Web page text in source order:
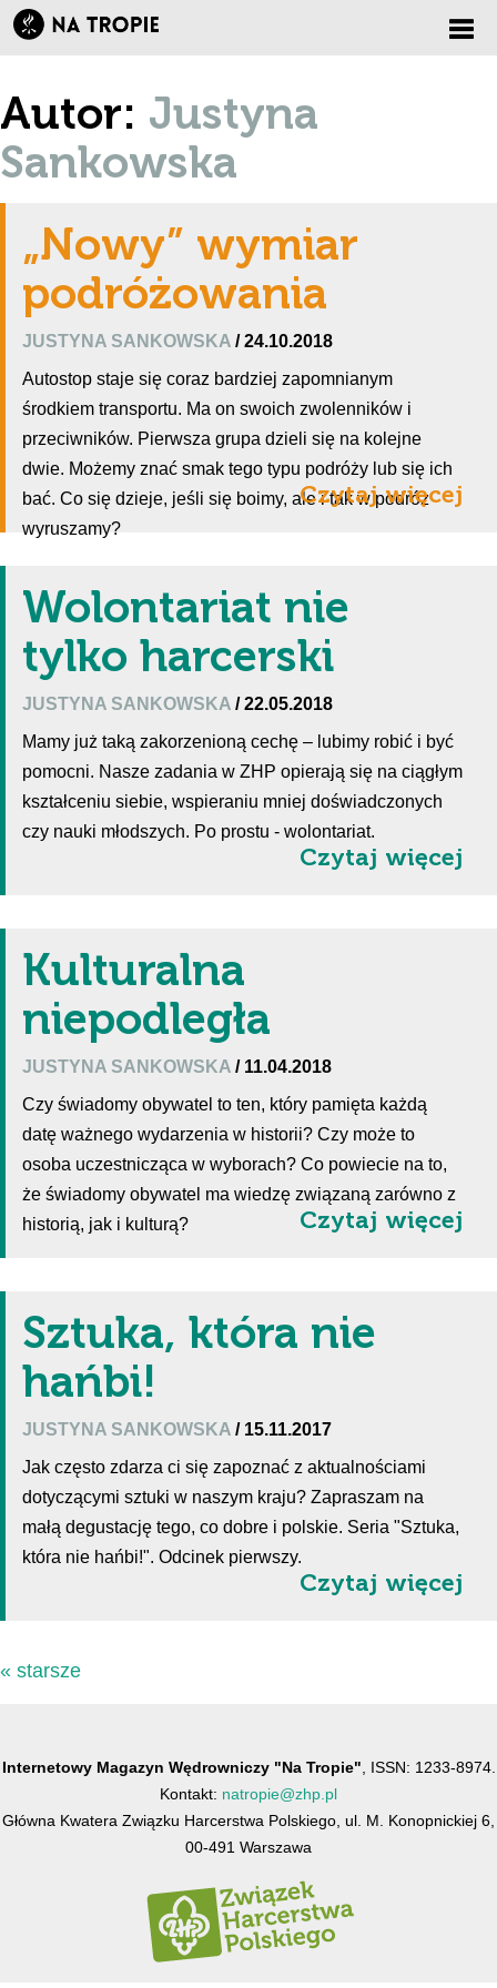
Autor: Justyna
Sankowska
„Nowy” wymiar
podróżowania
JUSTYNA SANKOWSKA / 24.10.2018
Autostop staje się coraz bardziej zapomnianym
środkiem transportu. Ma on swoich zwolenników i
przeciwników. Pierwsza grupa dzieli się na kolejne
dwie. Możemy znać smak tego typu podróży lub się ich
bać. Co się dzieje, jeśli się boimy, ale i tak w podróż
wyruszamy?
Czytaj więcej
Wolontariat nie
tylko harcerski
JUSTYNA SANKOWSKA / 22.05.2018
Mamy już taką zakorzenioną cechę – lubimy robić i być
pomocni. Nasze zadania w ZHP opierają się na ciągłym
kształceniu siebie, wspieraniu mniej doświadczonych
czy nauki młodszych. Po prostu - wolontariat.
Czytaj więcej
Kulturalna
niepodległa
JUSTYNA SANKOWSKA / 11.04.2018
Czy świadomy obywatel to ten, który pamięta każdą
datę ważnego wydarzenia w historii? Czy może to
osoba uczestnicząca w wyborach? Co powiecie na to,
że świadomy obywatel ma wiedzę związaną zarówno z
historią, jak i kulturą?
Czytaj więcej
Sztuka, która nie
hańbi!
JUSTYNA SANKOWSKA / 15.11.2017
Jak często zdarza ci się zapoznać z aktualnościami
dotyczącymi sztuki w naszym kraju? Zapraszam na
małą degustację tego, co dobre i polskie. Seria "Sztuka,
która nie hańbi!". Odcinek pierwszy.
Czytaj więcej
« starsze
Internetowy Magazyn Wędrowniczy "Na Tropie" , ISSN: 1233-8974.
Kontakt: natropie@zhp.pl
Główna Kwatera Związku Harcerstwa Polskiego, ul. M. Konopnickiej 6,
00-491 Warszawa